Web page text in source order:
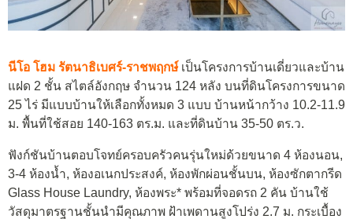
นีโอ โฮม รัตนาธิเบศร์-ราชพฤกษ์เป็นโครงการบ้านเดี่ยวและบ้าน
แฝด 2 ชั้น สไตล์อังกฤษ จำนวน 124 หลัง บนที่ดินโครงการขนาด
25 ไร่ มีแบบบ้านให้เลือกทั้งหมด 3 แบบ บ้านหน้ากว้าง 10.2-11.9
ม. พื้นที่ใช้สอย 140-163 ตร.ม. และที่ดินบ้าน 35-50 ตร.ว.
ฟังก์ชันบ้านตอบโจทย์ครอบครัวคนรุ่นใหม่ด้วยขนาด 4 ห้องนอน,
3-4 ห้องน้ำ, ห้องอเนกประสงค์, ห้องพักผ่อนชั้นบน, ห้องซักตากรีด
Glass House Laundry, ห้องพระ* พร้อมที่จอดรถ 2 คัน บ้านใช้
วัสดุมาตรฐานชั้นนํามีคุณภาพ ฝ้าเพดานสูงโปร่ง 2.7 ม. กระเบื้อง